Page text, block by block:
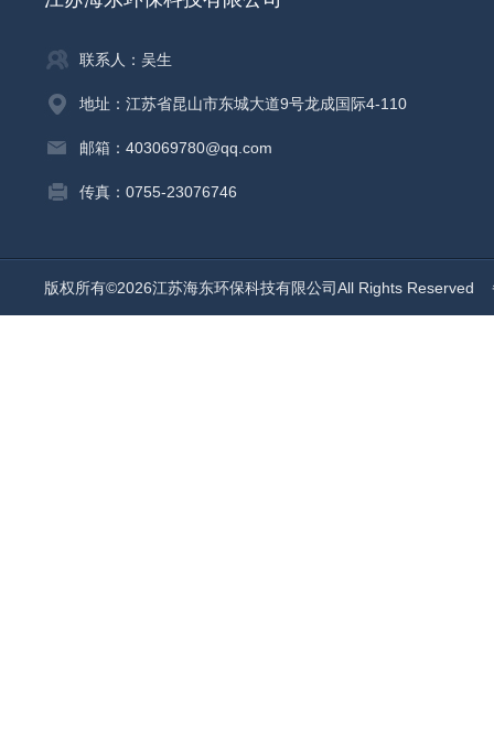
联系人：吴生
地址：江苏省昆山市东城大道9号龙成国际4-110
邮箱：403069780@qq.com
传真：0755-23076746
版权所有©2026江苏海东环保科技有限公司All Rights Reserved